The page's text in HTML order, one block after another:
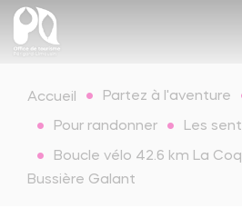
Accueil Partez à l'aventure
Pour randonner Les
Boucle vélo 42.6 km La
Bussière Galant